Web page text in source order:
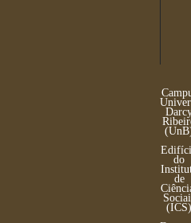
do
de
(ICS)